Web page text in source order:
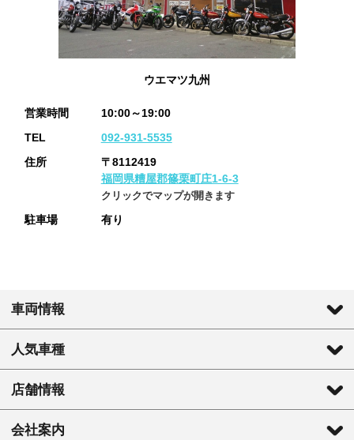
ウエマツ九州
営業時間
10:00～19:00
TEL
092-931-5535
住所
〒8112419
福岡県糟屋郡篠栗町庄1-6-3
クリックでマップが開きます
駐車場 有り
車両情報
人気車種
店舗情報
会社案内